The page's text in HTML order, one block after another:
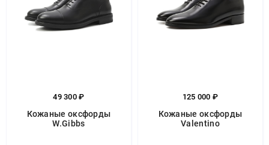
49 300 ₽
Кожаные оксфорды
W.Gibbs
125 000 ₽
Кожаные оксфорды
Valentino